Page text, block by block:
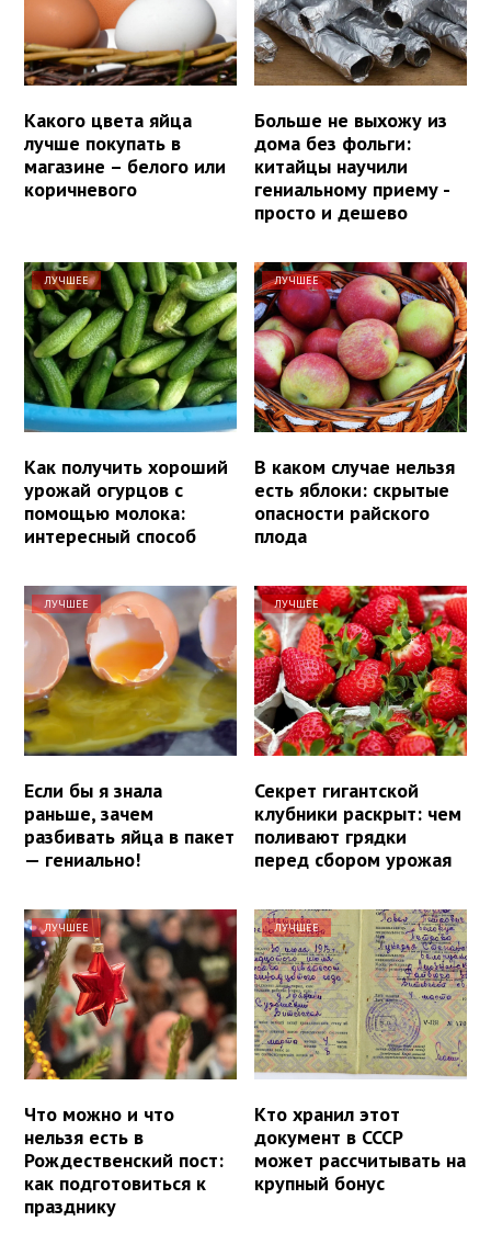
Какого цвета яйца
лучше покупать в
магазине – белого или
коричневого
Больше не выхожу из
дома без фольги:
китайцы научили
гениальному приему -
просто и дешево
ЛУЧШЕЕ
Как получить хороший
урожай огурцов с
помощью молока:
интересный способ
ЛУЧШЕЕ
В каком случае нельзя
есть яблоки: скрытые
опасности райского
плода
ЛУЧШЕЕ
Если бы я знала
раньше, зачем
разбивать яйца в пакет
— гениально!
ЛУЧШЕЕ
Секрет гигантской
клубники раскрыт: чем
поливают грядки
перед сбором урожая
ЛУЧШЕЕ
Что можно и что
нельзя есть в
Рождественский пост:
как подготовиться к
празднику
ЛУЧШЕЕ
Кто хранил этот
документ в СССР
может рассчитывать на
крупный бонус